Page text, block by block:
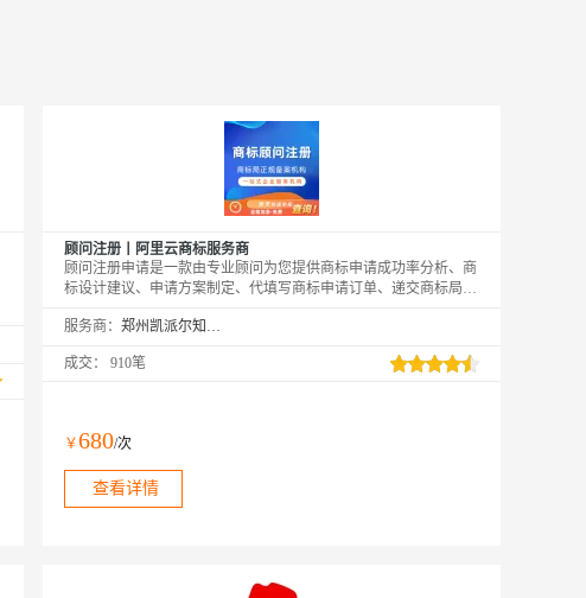
顾问注册丨阿里云商标服务商
顾问注册申请是一款由专业顾问为您提供商标申请成功率分析、商
标设计建议、申请方案制定、代填写商标申请订单、递交商标局及
服务商：
郑州凯派尔知识产权代理有限公司
成交： 910笔
￥680/次
查看详情